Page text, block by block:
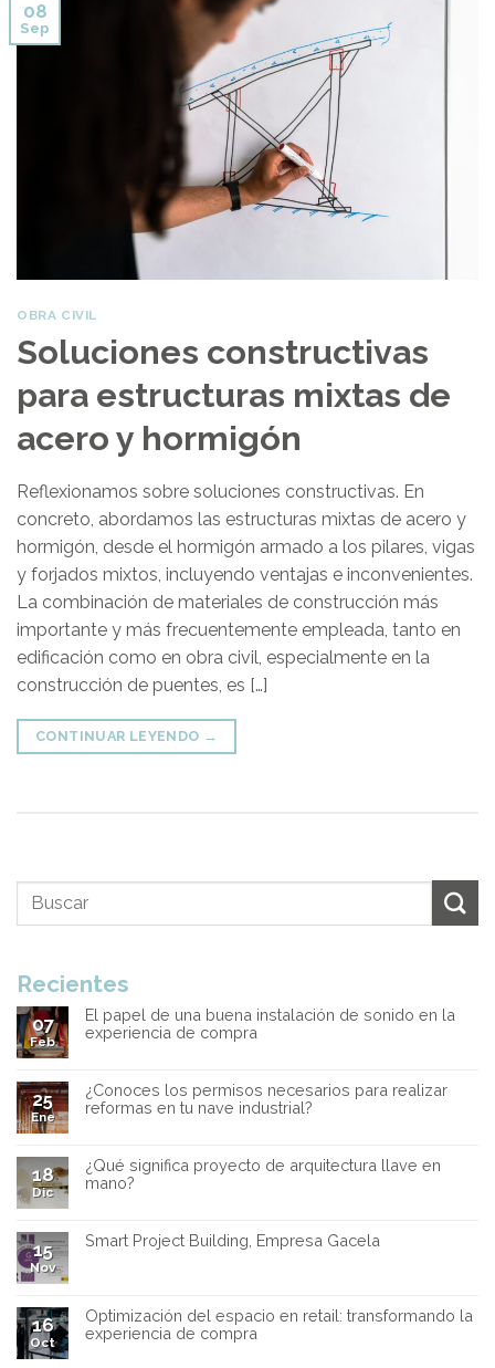
08
Sep
OBRA CIVIL
Soluciones constructivas
para estructuras mixtas de
acero y hormigón
Reflexionamos sobre soluciones constructivas. En
concreto, abordamos las estructuras mixtas de acero y
hormigón, desde el hormigón armado a los pilares, vigas
y forjados mixtos, incluyendo ventajas e inconvenientes.
La combinación de materiales de construcción más
importante y más frecuentemente empleada, tanto en
edificación como en obra civil, especialmente en la
construcción de puentes, es […]
CONTINUAR LEYENDO →
Recientes
07
Feb
El papel de una buena instalación de sonido en la
experiencia de compra
25
Ene
¿Conoces los permisos necesarios para realizar
reformas en tu nave industrial?
18
Dic
¿Qué significa proyecto de arquitectura llave en
mano?
15
Nov
Smart Project Building, Empresa Gacela
16
Oct
Optimización del espacio en retail: transformando la
experiencia de compra